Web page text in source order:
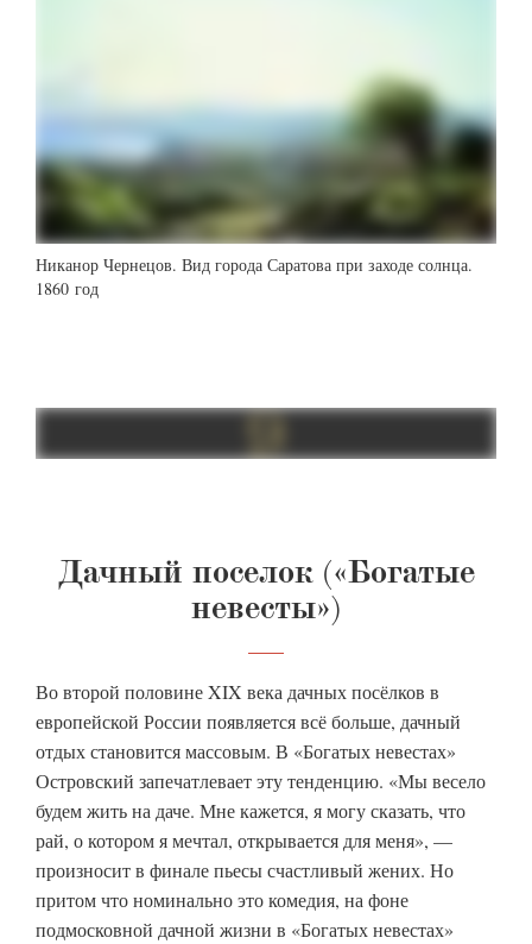
Никанор Чернецов. Вид города Саратова при заходе солнца.
1860 год
Дачный поселок («Богатые
невесты»)
Во второй половине XIX века дачных посёлков в
европейской России появляется всё больше, дачный
отдых становится массовым. В «Богатых невестах»
Островский запечатлевает эту тенденцию. «Мы весело
будем жить на даче. Мне кажется, я могу сказать, что
рай, о котором я мечтал, открывается для меня», —
произносит в финале пьесы счастливый жених. Но
притом что номинально это комедия, на фоне
подмосковной дачной жизни в «Богатых невестах»